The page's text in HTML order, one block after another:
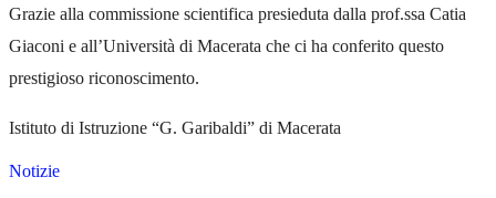
Grazie alla commissione scientifica presieduta dalla prof.ssa Catia
Giaconi e all’Università di Macerata che ci ha conferito questo
prestigioso riconoscimento.
Istituto di Istruzione “G. Garibaldi” di Macerata
Notizie